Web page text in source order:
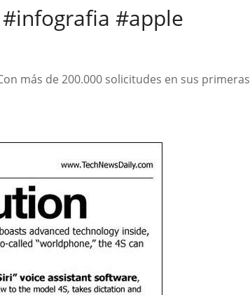
#infografia #apple
más de 200.000 solicitudes en sus primeras